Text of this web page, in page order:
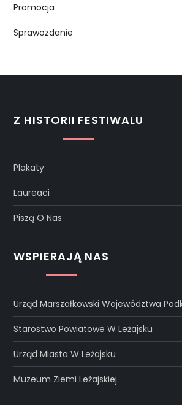
Promocja
Sprawozdanie
Z HISTORII FESTIWALU
Plakaty
Laureaci
Piszą O Nas
WSPIERAJĄ NAS
Urząd Marszałkowski Województwa
Starostwo Powiatowe W Leżajsku
Urząd Miasta W Leżajsku
Muzeum Ziemi Leżajskiej